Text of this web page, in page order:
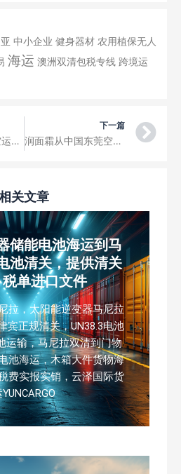
中小企业 健身器材 农用植保无人
海运 澳洲双清包税专线 跨境运
书包从中国广东空运到塔拉兹机场三字代码DMB
下一篇
润面霜从中国东莞空运到大不里士国际机场三字代码TBZ
关文章
储能电池海运到马
池清关，提供清关
单进口文件
拉，太阳能逆变器马尼拉
宾正规清关，UN38.3电池
运输，马尼拉双清到门物
池海运，木箱大件货物海
费实报实销，云泽国际货